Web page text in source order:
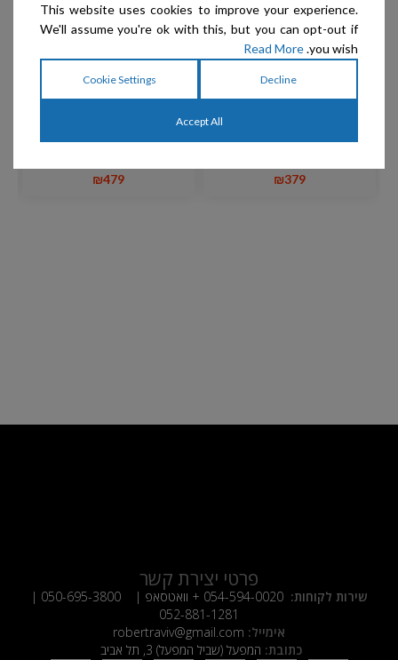
₪379
Rose Line WITTE Group
₪479
פרטי יצירת קשר
שירות לקוחות: 054-594-0020 + וואטסאפ | 050-695-3800
|
052-881-1281
אימייל: robertraviv@gmail.com
כתובת: המפעל (שביל המפעל) 3, תל אביב
This website uses cookies to improve your experience.
We'll assume you're ok with this, but you can opt-out if
you wish.
Read More
Decline
Cookie Settings
Accept All